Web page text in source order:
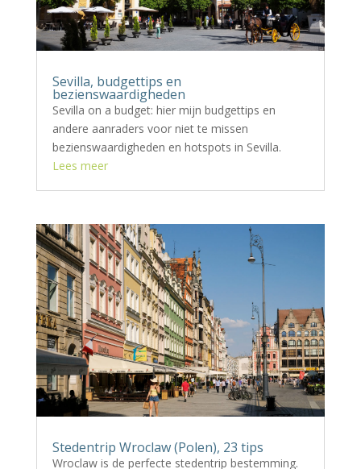
Sevilla, budgettips en
bezienswaardigheden
Sevilla on a budget: hier mijn budgettips en
andere aanraders voor niet te missen
bezienswaardigheden en hotspots in Sevilla.
Lees meer
Stedentrip Wroclaw (Polen), 23 tips
Wroclaw is de perfecte stedentrip bestemming.